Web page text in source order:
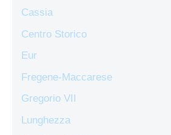
Cassia
Centro Storico
Eur
Fregene-Maccarese
Gregorio VII
Lunghezza